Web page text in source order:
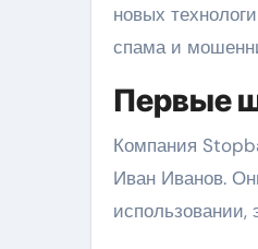
новых
спама и
Первые
Компания
Иван Иванов.
использовании,